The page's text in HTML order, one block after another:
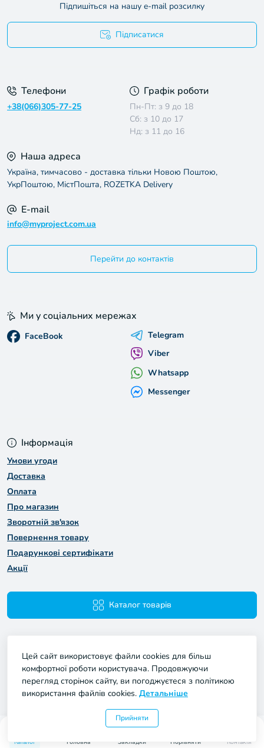
Каталог Головна Закладки
0
Порівняти Контакти
Підпишіться на нашу e-mail розсилку
Підписатися
Телефони
+38(066)305-77-25
Графік роботи
Пн-Пт: з 9 до 18
Сб: з 10 до 17
Нд: з 11 до 16
Наша адреса
Україна, тимчасово - доставка тільки Новою Поштою,
УкрПоштою, МістПошта, ROZETKA Delivery
E-mail
info@myproject.com.ua
Перейти до контактів
Інформація
Умови угоди
Доставка
Оплата
Про магазин
Зворотній зв'язок
Повернення товару
Подарункові сертифікати
Акції
Каталог товарів
Ми у соціальних мережах
FaceBook
Telegram
Viber
Whatsapp
Messenger
Мій Проект © 2026
Цей сайт використовує файли cookies для більш
комфортної роботи користувача. Продовжуючи
перегляд сторінок сайту, ви погоджуєтеся з політикою
використання файлів cookies. Детальніше
Прийняти